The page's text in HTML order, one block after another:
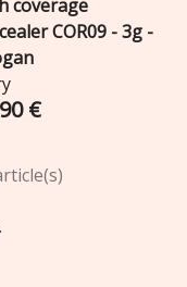
coverage
COR09 - 3g -
€